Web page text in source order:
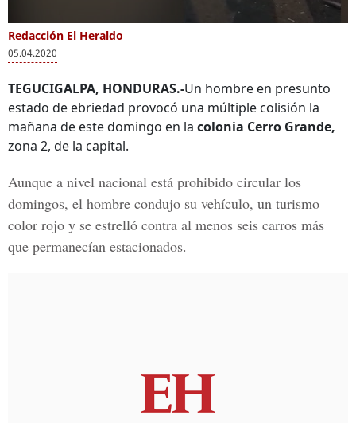
Redacción El Heraldo
05.04.2020
TEGUCIGALPA, HONDURAS.-Un hombre en presunto
estado de ebriedad provocó una múltiple colisión la
mañana de este domingo en la colonia Cerro Grande,
zona 2, de la capital.
Aunque a nivel nacional está prohibido circular los
domingos, el hombre condujo su vehículo, un turismo
color rojo y se estrelló contra al menos seis carros más
que permanecían estacionados.